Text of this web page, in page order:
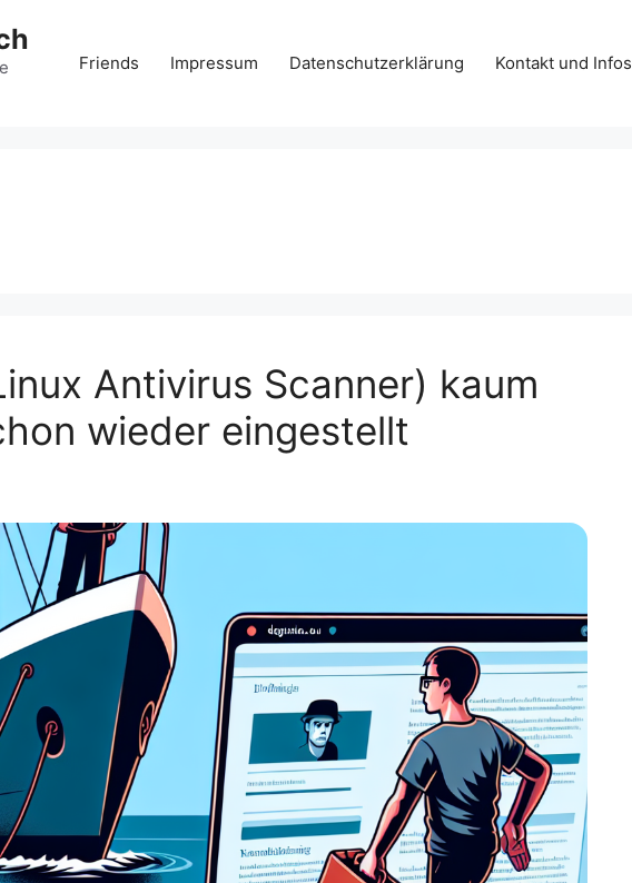
Friends Impressum Datenschutzerklärung Kontakt und Infos
Antivirus Scanner) kaum
wieder eingestellt